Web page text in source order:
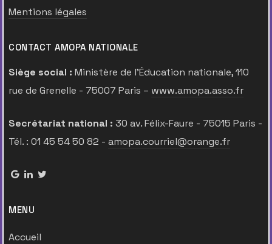
Mentions légales
CONTACT AMOPA NATIONALE
Siège social : Ministère de l’Éducation nationale, 110
rue de Grenelle - 75007 Paris – www.amopa.asso.fr
Secrétariat national : 30 av. Félix-Faure - 75015 Paris -
Tél. : 01 45 54 50 82 - amopa.courriel@orange.fr
MENU
Accueil